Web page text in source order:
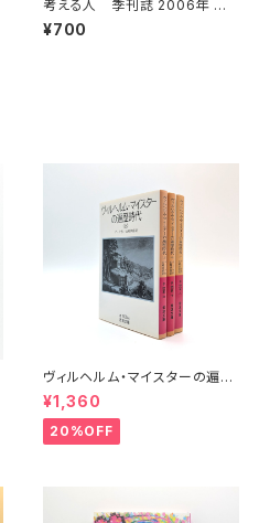
考える人 季刊誌 2006年 冬
号 No.15 一九六二年に帰る
¥700
ヴィルヘルム・マイスターの遍歴
時代 (上)(中)(下)（岩波文庫）
¥1,360
20%OFF